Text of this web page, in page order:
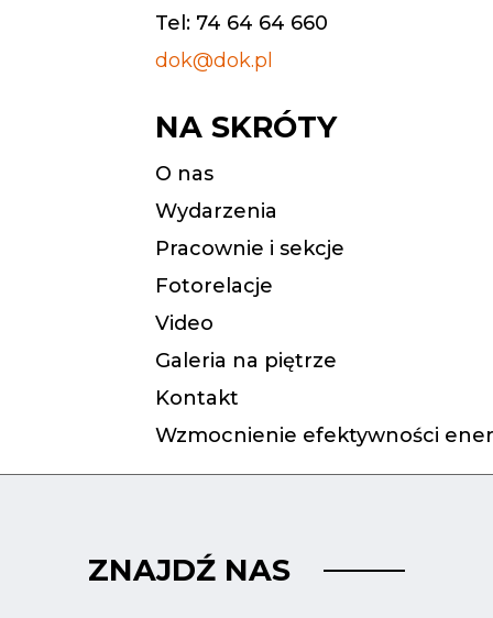
Tel: 74 64 64 660
dok@dok.pl
NA SKRÓTY
O nas
Wydarzenia
Pracownie i sekcje
Fotorelacje
Video
Galeria na piętrze
Kontakt
Wzmocnienie efektywności
ZNAJDŹ NAS